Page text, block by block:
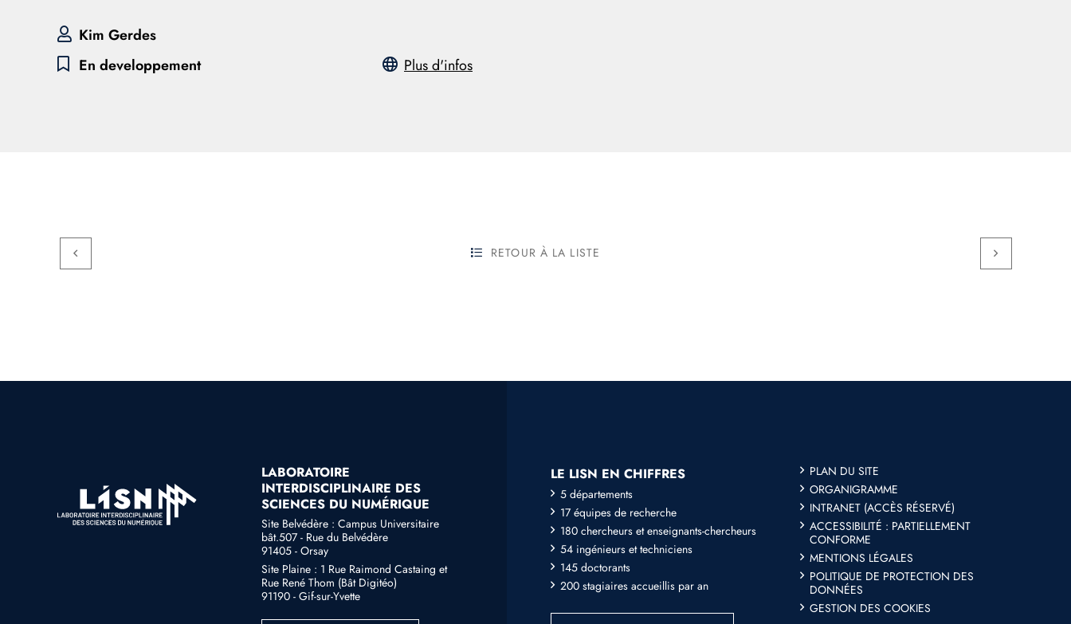
Kim Gerdes
En developpement
Plus d'infos
RETOUR À LA LISTE
LABORATOIRE
INTERDISCIPLINAIRE DES
SCIENCES DU NUMÉRIQUE
Site Belvédère : Campus Universitaire
bât.507 - Rue du Belvédère
91405 - Orsay
Site Plaine : 1 Rue Raimond Castaing et
Rue René Thom (Bât Digitéo)
91190 - Gif-sur-Yvette
LE LISN EN CHIFFRES
5 départements
17 équipes de recherche
180 chercheurs et enseignants-chercheurs
54 ingénieurs et techniciens
145 doctorants
200 stagiaires accueillis par an
PLAN DU SITE
ORGANIGRAMME
INTRANET (ACCÈS RÉSERVÉ)
ACCESSIBILITÉ : PARTIELLEMENT
CONFORME
MENTIONS LÉGALES
POLITIQUE DE PROTECTION DES
DONNÉES
GESTION DES COOKIES